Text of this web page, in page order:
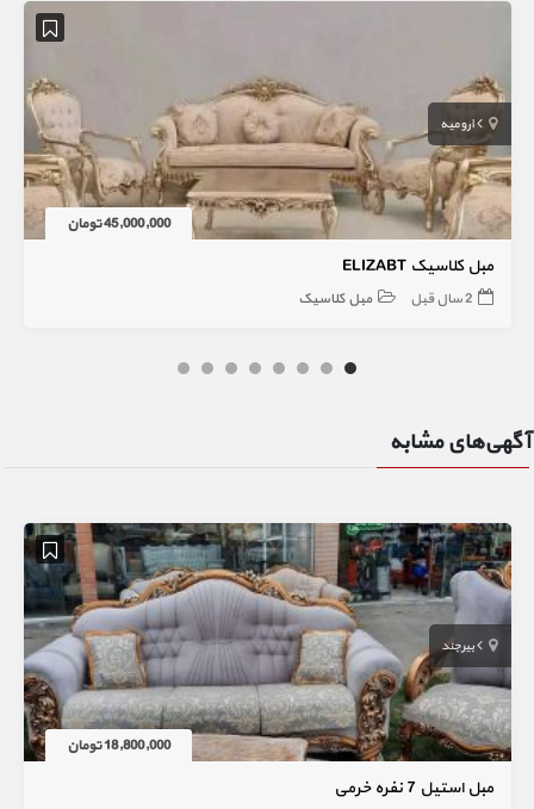
ارومیه
45,000,000 تومان
مبل کلاسیک ELIZABT
2 سال قبل مبل کلاسیک
آگهی‌های مشابه
بیرجند
18,800,000 تومان
مبل استیل 7 نفره خرمی